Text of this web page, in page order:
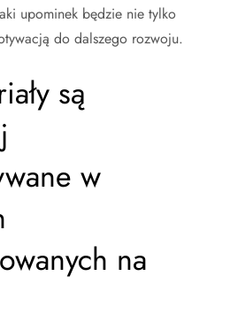
upominek będzie nie tylko
do dalszego rozwoju.
są
w
na